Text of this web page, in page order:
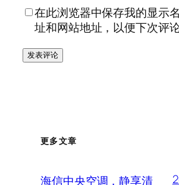
在此浏览器中保存我的显示
址和网站地址，以便下次评论
更多文章
海信中央空调，静享清